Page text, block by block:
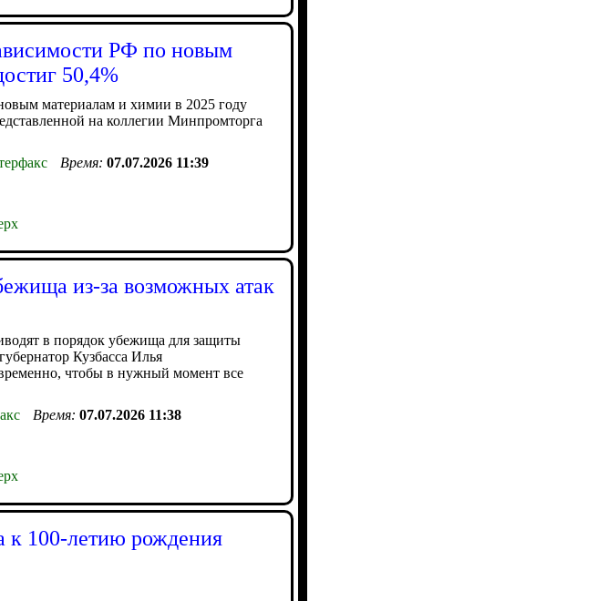
РФ по новым
50,4%
материалам и химии в 2025 году
на коллегии Минпромторга
Время: 07.07.2026 11:39
из-за возможных атак
в порядок убежища для защиты
Кузбасса Илья
чтобы в нужный момент все
Время: 07.07.2026 11:38
к 100-летию рождения